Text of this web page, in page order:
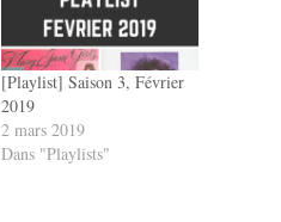
[Playlist] Saison 3, Février
2019
2 mars 2019
Dans "Playlists"